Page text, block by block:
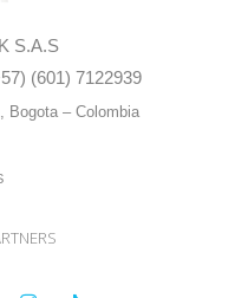
S.A.S
(601) 7122939
Bogota – Colombia